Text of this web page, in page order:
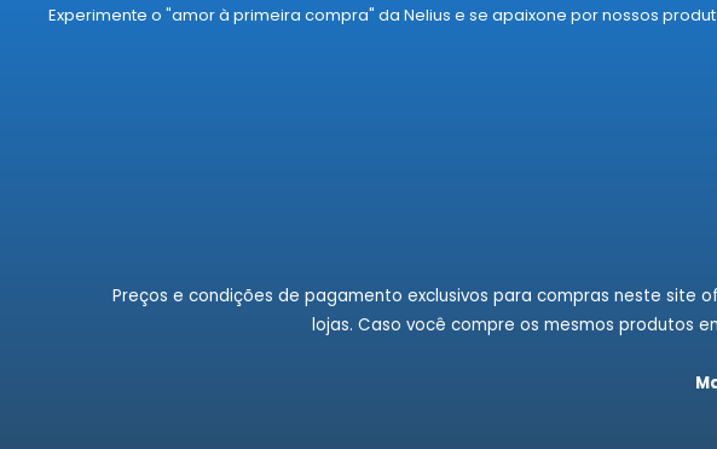
Experimente o "amor à primeira compra" da Nelius e se apaixone por nossos
Preços e condições de pagamento exclusivos para compras neste
lojas. Caso você compre os mesmos produtos